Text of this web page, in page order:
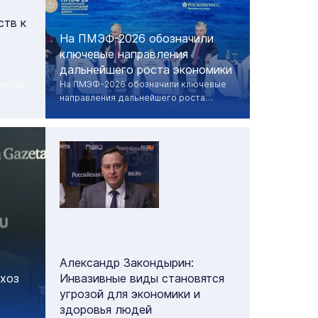
к
На ПМЭФ-2026 обозначили
ключевые направления
дальнейшего роста экономики
На ПМЭФ-2026 обозначили ключевые
направления дальнейшего роста
Александр Закондырин:
Инвазивные виды становятся
угрозой для экономики и
здоровья людей